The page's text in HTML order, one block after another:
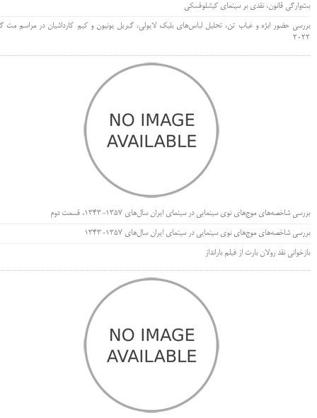
بت‌وارگی قانون، نقدی بر سینمای کیشلوفسکی
بررسی حضور ابژه و غیاب تن، تحلیل لباس‌های بلیک لایولی، گبریل یونیون و کیم کارداشیان در مراسم مت
۲۰۲۲
بررسی شاخصه‌های موج‌های نوی سینمایی در سینمای ایران سال‌های 1357-1343، قسمت دوم
بررسی شاخصه‌های موج‌های نوی سینمایی در سینمای ایران سال‌های 1357-1343
بازخوانی نقد رولان بارت از فیلم بارانداز